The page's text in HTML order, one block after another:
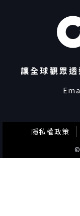
讓全球觀眾
©
隱私權政策